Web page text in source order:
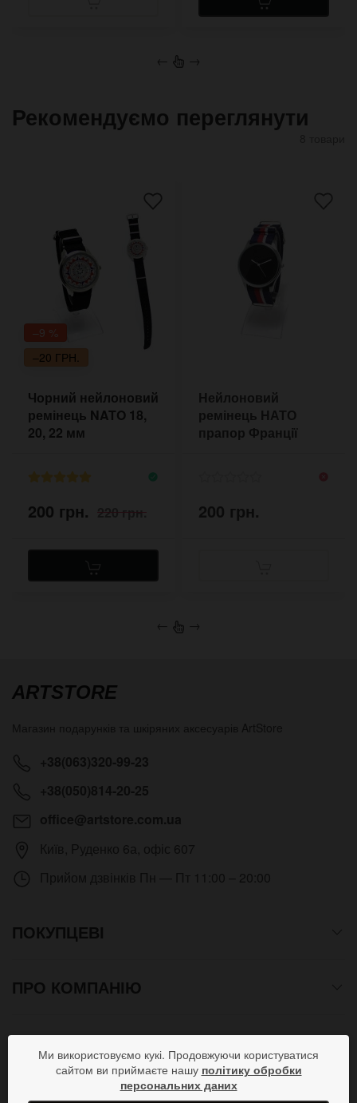
← →
Рекомендуємо переглянути
–9 %
–20 ГРН.
Чорний нейлоновий
ремінець NATO 18,
20, 22 мм
200 грн. 220 грн.
Нейлоновий
ремінець НАТО
прапор Франції
200 грн.
← →
ARTSTORE
ПОКУПЦЕВІ
ПРО КОМПАНІЮ
СПОСОБИ ОПЛАТИ
ПРИЄДНУЙСЯ В СОЦМЕРЕЖАХ
Ми використовуємо кукі. Продовжуючи користуватися
сайтом ви приймаєте нашу політику обробки
персональних даних